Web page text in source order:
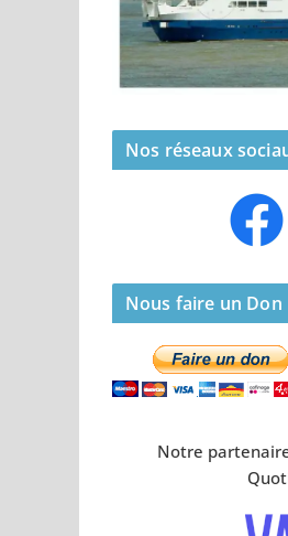
Nos réseaux
Nous faire un Don
Notre